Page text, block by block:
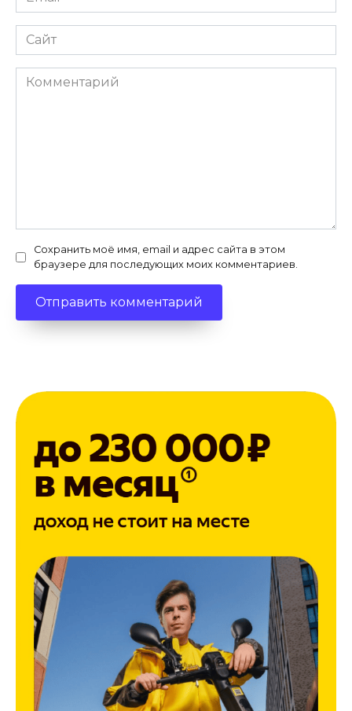
*
Сайт
Комментарий
Сохранить моё имя, email и адрес сайта в этом
браузере для последующих моих комментариев.